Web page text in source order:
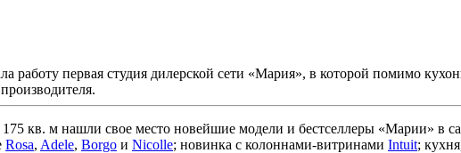
работу первая студия дилерской сети «Мария», в которой помимо
кв. м нашли свое место новейшие модели и бестселлеры «Марии» в
Rosa, Adele, Borgo и Nicolle; новинка с колоннами-витринами Intuit;